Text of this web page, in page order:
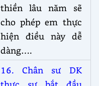
thiền lâu năm sẽ
cho phép em thực
hiện điều này dễ
dàng….
16. Chân sư DK